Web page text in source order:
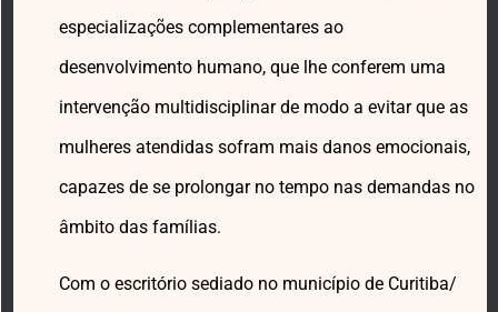
especializações complementares ao
desenvolvimento humano, que lhe conferem uma
intervenção multidisciplinar de modo a evitar que as
mulheres atendidas sofram mais danos emocionais,
capazes de se prolongar no tempo nas demandas no
âmbito das famílias.
Com o escritório sediado no município de Curitiba/